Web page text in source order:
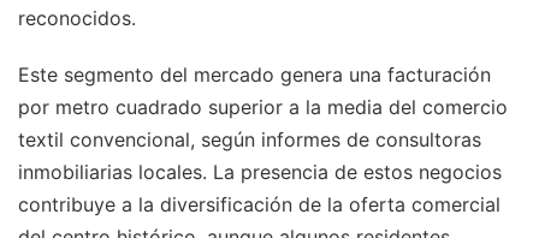
reconocidos.
Este segmento del mercado genera una facturación
por metro cuadrado superior a la media del comercio
textil convencional, según informes de consultoras
inmobiliarias locales. La presencia de estos negocios
contribuye a la diversificación de la oferta comercial